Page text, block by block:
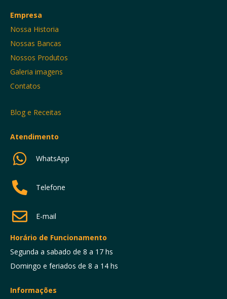
Empresa
Nossa Historia
Nossas Bancas
Nossos Produtos
Galeria imagens
Contatos
Blog e Receitas
Atendimento
WhatsApp
Telefone
E-mail
Horário de Funcionamento
Segunda a sabado de 8 a 17 hs
Domingo e feriados de 8 a 14 hs
Informações